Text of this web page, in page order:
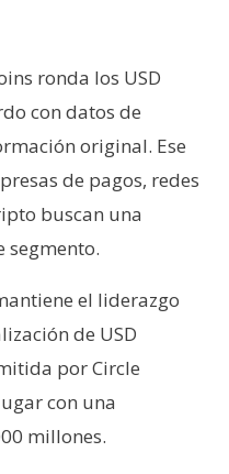
ronda los USD
con datos de
original. Ese
de pagos, redes
buscan una
segmento.
el liderazgo
de USD
por Circle
con una
millones.